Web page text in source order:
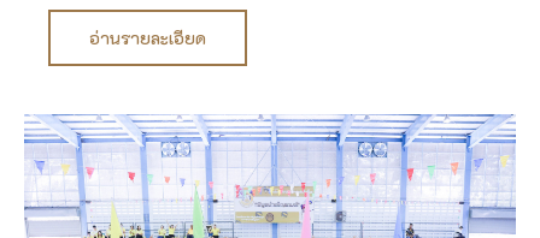
อ่านรายละเอียด